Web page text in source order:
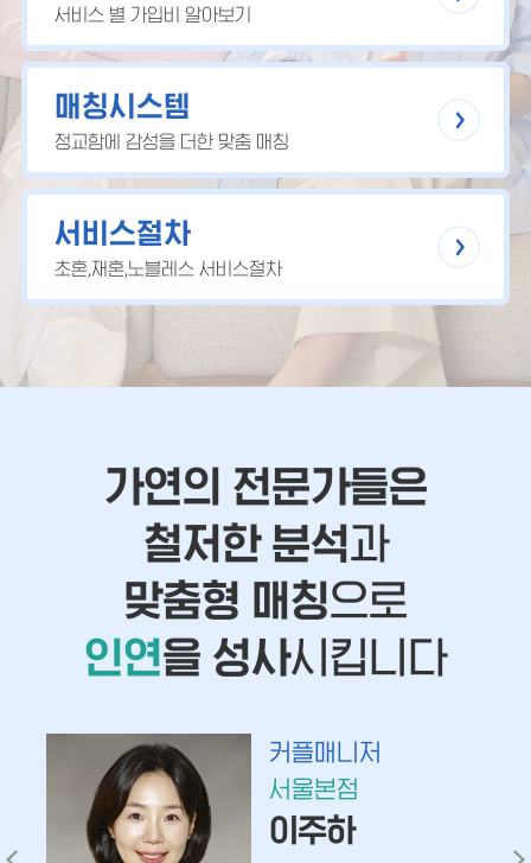
서비스 별 가입비 알아보기
매칭시스템
정교함에 감성을 더한 맞춤 매칭
서비스절차
초혼,재혼,노블레스 서비스절차
가연의 전문가들은
철저한 분석과
맞춤형 매칭으로
인연을 성사시킵니다
커플매니저
서울본점
이주하